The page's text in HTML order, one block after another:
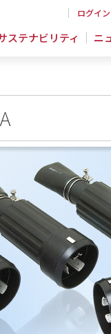
ログイン
ステナビリティ ニ